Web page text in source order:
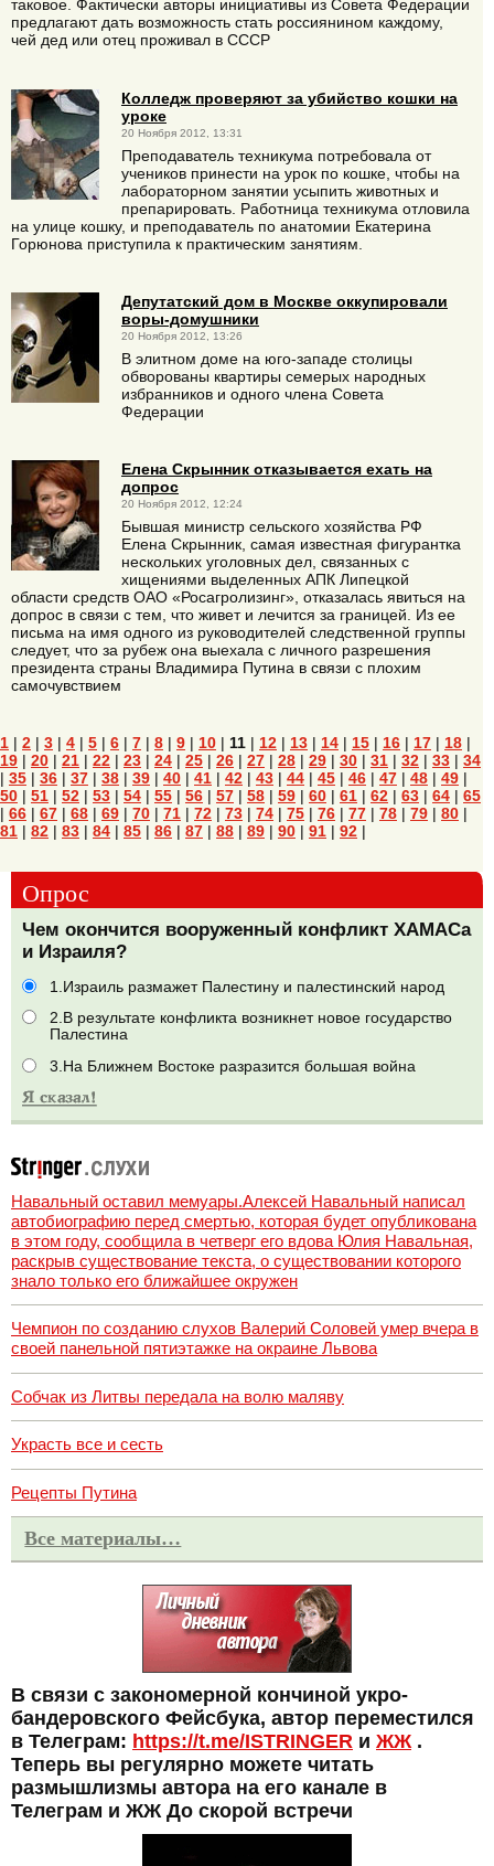
таковое. Фактически авторы инициативы из Совета Федерации
предлагают дать возможность стать россиянином каждому,
чей дед или отец проживал в СССР
Колледж проверяют за убийство кошки на
уроке
20 Ноября 2012, 13:31
Преподаватель техникума потребовала от
учеников принести на урок по кошке, чтобы на
лабораторном занятии усыпить животных и
препарировать. Работница техникума отловила
на улице кошку, и преподаватель по анатомии Екатерина
Горюнова приступила к практическим занятиям.
Депутатский дом в Москве оккупировали
воры-домушники
20 Ноября 2012, 13:26
В элитном доме на юго-западе столицы
обворованы квартиры семерых народных
избранников и одного члена Совета
Федерации
Елена Скрынник отказывается ехать на
допрос
20 Ноября 2012, 12:24
Бывшая министр сельского хозяйства РФ
Елена Скрынник, самая известная фигурантка
нескольких уголовных дел, связанных с
хищениями выделенных АПК Липецкой
области средств ОАО «Росагролизинг», отказалась явиться на
допрос в связи с тем, что живет и лечится за границей. Из ее
письма на имя одного из руководителей следственной группы
следует, что за рубеж она выехала с личного разрешения
президента страны Владимира Путина в связи с плохим
самочувствием
1 | 2 | 3 | 4 | 5 | 6 | 7 | 8 | 9 | 10 | 11 | 12 | 13 | 14 | 15 | 16 | 17 | 18 |
19 | 20 | 21 | 22 | 23 | 24 | 25 | 26 | 27 | 28 | 29 | 30 | 31 | 32 | 33 | 34
| 35 | 36 | 37 | 38 | 39 | 40 | 41 | 42 | 43 | 44 | 45 | 46 | 47 | 48 | 49 |
50 | 51 | 52 | 53 | 54 | 55 | 56 | 57 | 58 | 59 | 60 | 61 | 62 | 63 | 64 | 65
| 66 | 67 | 68 | 69 | 70 | 71 | 72 | 73 | 74 | 75 | 76 | 77 | 78 | 79 | 80 |
81 | 82 | 83 | 84 | 85 | 86 | 87 | 88 | 89 | 90 | 91 | 92 |
Опрос
Чем окончится вооруженный конфликт ХАМАСа
и Израиля?
1.Израиль размажет Палестину и палестинский народ
2.В результате конфликта возникнет новое государство
Палестина
3.На Ближнем Востоке разразится большая война
Навальный оставил мемуары.Алексей Навальный написал
автобиографию перед смертью, которая будет опубликована
в этом году, сообщила в четверг его вдова Юлия Навальная,
раскрыв существование текста, о существовании которого
знало только его ближайшее окружен
Чемпион по созданию слухов Валерий Соловей умер вчера в
своей панельной пятиэтажке на окраине Львова
Собчак из Литвы передала на волю маляву
Украсть все и сесть
Рецепты Путина
Все материалы…
В связи с закономерной кончиной укро-
бандеровского Фейсбука, автор переместился
в Телеграм: https://t.me/ISTRINGER и ЖЖ.
Теперь вы регулярно можете читать
размышлизмы автора на его канале в
Телеграм и ЖЖ До скорой встречи